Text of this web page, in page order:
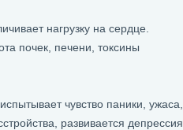
нагрузку на сердце.
почек, печени, токсины
чувство паники, ужаса,
развивается депрессия